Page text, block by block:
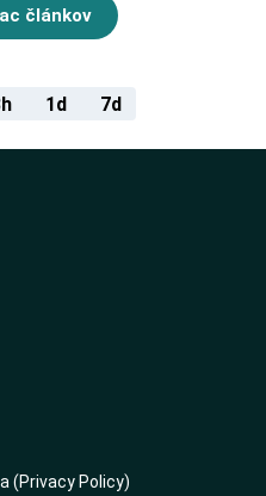
článkov
1d 7d
(Privacy Policy)